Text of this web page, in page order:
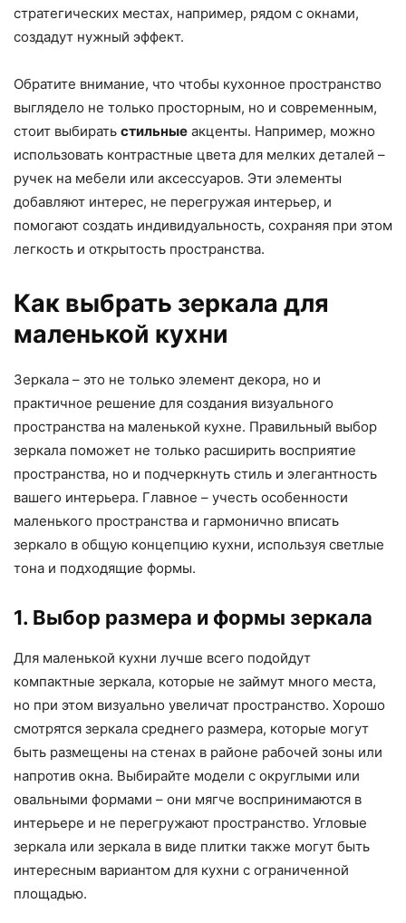
стратегических местах, например, рядом с окнами,
создадут нужный эффект.
Обратите внимание, что чтобы кухонное пространство
выглядело не только просторным, но и современным,
стоит выбирать стильные акценты. Например, можно
использовать контрастные цвета для мелких деталей –
ручек на мебели или аксессуаров. Эти элементы
добавляют интерес, не перегружая интерьер, и
помогают создать индивидуальность, сохраняя при этом
легкость и открытость пространства.
Как выбрать зеркала для
маленькой кухни
Зеркала – это не только элемент декора, но и
практичное решение для создания визуального
пространства на маленькой кухне. Правильный выбор
зеркала поможет не только расширить восприятие
пространства, но и подчеркнуть стиль и элегантность
вашего интерьера. Главное – учесть особенности
маленького пространства и гармонично вписать
зеркало в общую концепцию кухни, используя светлые
тона и подходящие формы.
1. Выбор размера и формы зеркала
Для маленькой кухни лучше всего подойдут
компактные зеркала, которые не займут много места,
но при этом визуально увеличат пространство. Хорошо
смотрятся зеркала среднего размера, которые могут
быть размещены на стенах в районе рабочей зоны или
напротив окна. Выбирайте модели с округлыми или
овальными формами – они мягче воспринимаются в
интерьере и не перегружают пространство. Угловые
зеркала или зеркала в виде плитки также могут быть
интересным вариантом для кухни с ограниченной
площадью.